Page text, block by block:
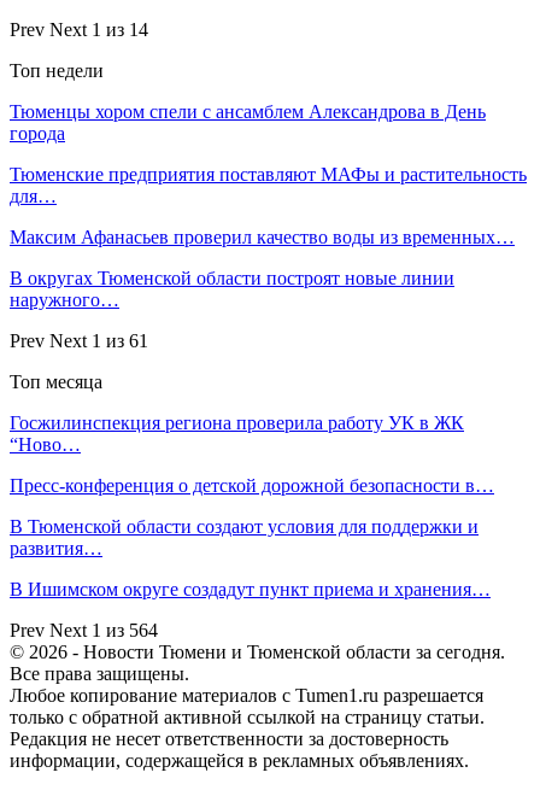
Prev Next 1 из 14
Топ недели
Тюменцы хором спели с ансамблем Александрова в День
города
Тюменские предприятия поставляют МАФы и растительность
для…
Максим Афанасьев проверил качество воды из временных…
В округах Тюменской области построят новые линии
наружного…
Prev Next 1 из 61
Топ месяца
Госжилинспекция региона проверила работу УК в ЖК
“Ново…
Пресс-конференция о детской дорожной безопасности в…
В Тюменской области создают условия для поддержки и
развития…
В Ишимском округе создадут пункт приема и хранения…
Prev Next 1 из 564
© 2026 - Новости Тюмени и Тюменской области за сегодня.
Все права защищены.
Любое копирование материалов с Tumen1.ru разрешается
только с обратной активной ссылкой на страницу статьи.
Редакция не несет ответственности за достоверность
информации, содержащейся в рекламных объявлениях.